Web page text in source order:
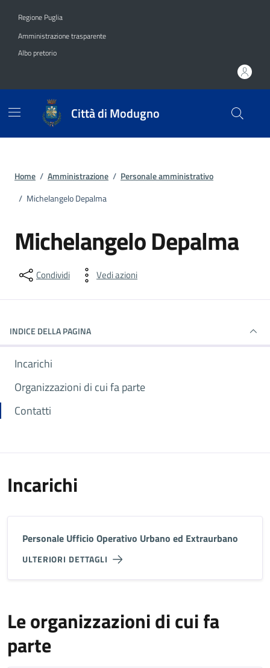
Regione Puglia
Amministrazione trasparente
Albo pretorio
Città di Modugno
Home / Amministrazione / Personale amministrativo
/ Michelangelo Depalma
Michelangelo Depalma
Condividi Vedi azioni
INDICE DELLA PAGINA
Incarichi
Organizzazioni di cui fa parte
Contatti
Incarichi
Personale Ufficio Operativo Urbano ed Extraurbano
ULTERIORI DETTAGLI
Le organizzazioni di cui fa
parte